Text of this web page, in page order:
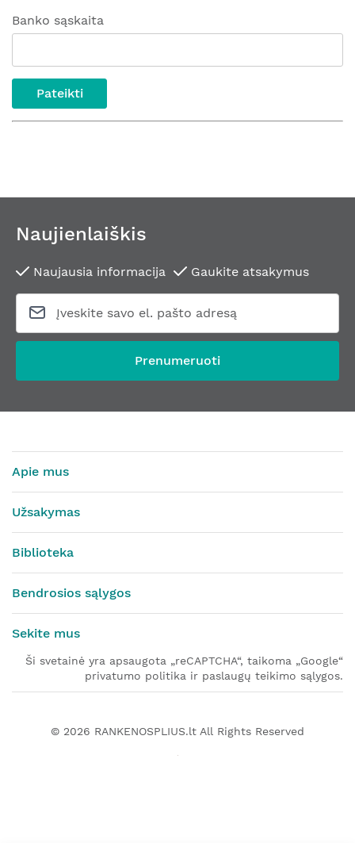
Banko sąskaita
Pateikti
Naujienlaiškis
Naujausia informacija Gaukite atsakymus
Prenumeruoti
Apie mus
Užsakymas
Biblioteka
Bendrosios sąlygos
Sekite mus
Ši svetainė yra apsaugota „reCAPTCHA“, taikoma „Google“
privatumo politika ir paslaugų teikimo sąlygos.
© 2026 RANKENOSPLIUS.lt All Rights Reserved